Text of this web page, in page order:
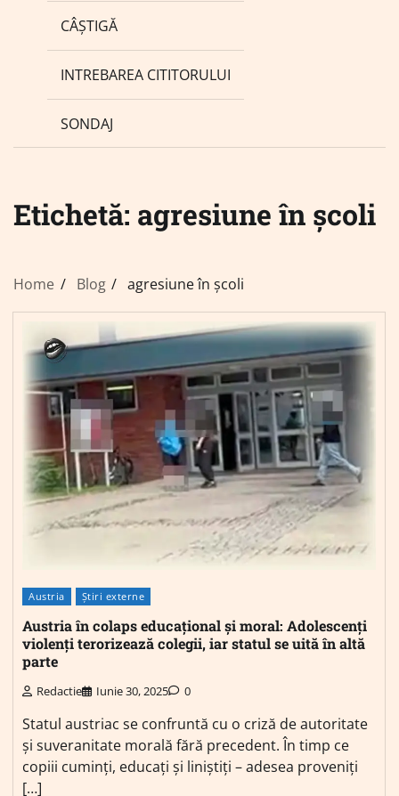
CÂȘTIGĂ
INTREBAREA CITITORULUI
SONDAJ
Etichetă: agresiune în școli
Home Blog agresiune în școli
Austria Știri externe
Austria în colaps educațional și moral: Adolescenți
violenți terorizează colegii, iar statul se uită în altă
parte
Redactie Iunie 30, 2025 0
Statul austriac se confruntă cu o criză de autoritate
și suveranitate morală fără precedent. În timp ce
copiii cuminți, educați și liniștiți – adesea proveniți
[…]